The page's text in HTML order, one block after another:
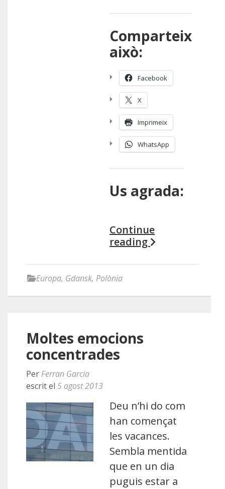
Comparteix
això:
Facebook
X
Imprimeix
WhatsApp
Us agrada:
Continue
reading
Europa, Gdansk, Polònia
Moltes emocions
concentrades
Per Ferran Garcia
escrit el 5 agost 2013
Deu n’hi do com
han començat
les vacances.
Sembla mentida
que en un dia
puguis estar a